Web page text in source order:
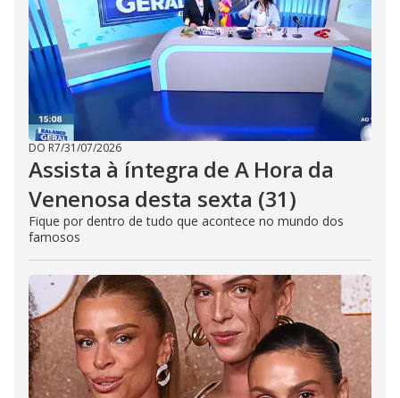
DO R7/31/07/2026
Assista à íntegra de A Hora da
Venenosa desta sexta (31)
Fique por dentro de tudo que acontece no mundo dos
famosos